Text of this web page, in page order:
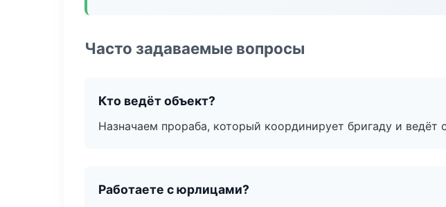
Часто задаваемые вопросы
Кто ведёт объект?
Назначаем прораба, который координирует бригаду и ведёт
Работаете с юрлицами?